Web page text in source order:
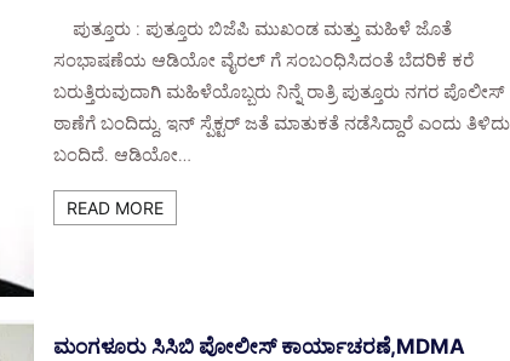
ಪುತ್ತೂರು : ಪುತ್ತೂರು ಬಿಜೆಪಿ ಮುಖಂಡ ಮತ್ತು ಮಹಿಳೆ ಜೊತೆ
ಸಂಭಾಷಣೆಯ ಆಡಿಯೋ ವೈರಲ್ ಗೆ ಸಂಬಂಧಿಸಿದಂತೆ ಬೆದರಿಕೆ ಕರೆ
ಬರುತ್ತಿರುವುದಾಗಿ ಮಹಿಳೆಯೊಬ್ಬರು ನಿನ್ನೆ ರಾತ್ರಿ ಪುತ್ತೂರು ನಗರ ಪೊಲೀಸ್
ಠಾಣೆಗೆ ಬಂದಿದ್ದು, ಇನ್‍ ಸ್ಪೆಕ್ಟರ್ ಜತೆ ಮಾತುಕತೆ ನಡೆಸಿದ್ದಾರೆ ಎಂದು ತಿಳಿದು
ಬಂದಿದೆ. ಆಡಿಯೋ…
READ MORE
ಮಂಗಳೂರು ಸಿಸಿಬಿ ಪೋಲೀಸ್ ಕಾರ್ಯಾಚರಣೆ,MDMA